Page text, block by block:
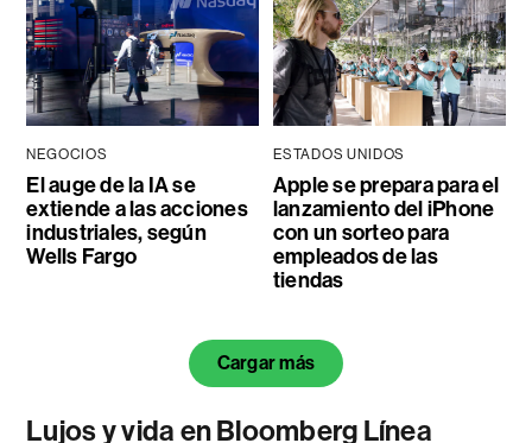
NEGOCIOS
El auge de la IA se
extiende a las acciones
industriales, según
Wells Fargo
ESTADOS UNIDOS
Apple se prepara para el
lanzamiento del iPhone
con un sorteo para
empleados de las
tiendas
Cargar más
Lujos y vida en Bloomberg Línea